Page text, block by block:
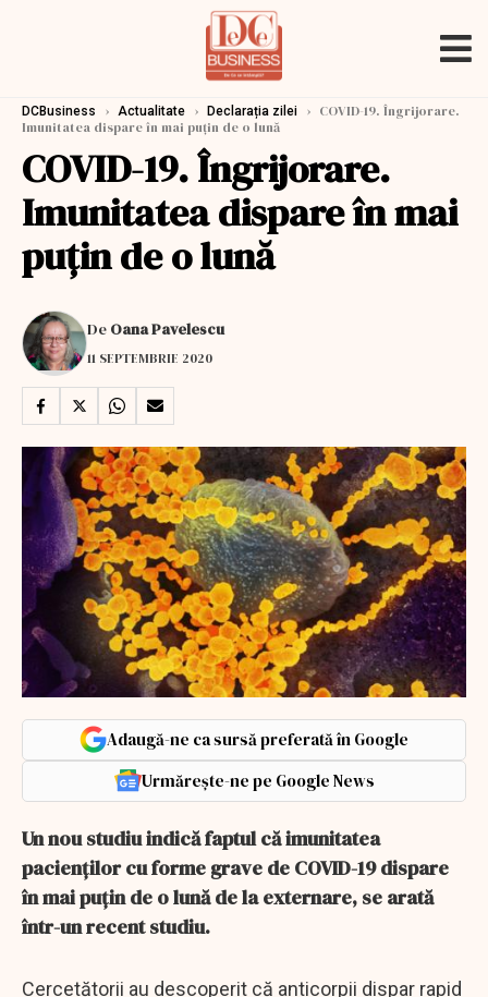
DCBusiness › Actualitate › Declarația zilei › COVID-19. Îngrijorare.
Imunitatea dispare în mai puțin de o lună
COVID-19. Îngrijorare.
Imunitatea dispare în mai
puțin de o lună
De Oana Pavelescu
11 SEPTEMBRIE 2020
Adaugă-ne ca sursă preferată în Google
Urmărește-ne pe Google News
Un nou studiu indică faptul că imunitatea
pacienților cu forme grave de COVID-19 dispare
în mai puțin de o lună de la externare, se arată
într-un recent studiu.
Cercetătorii au descoperit că anticorpii dispar rapid